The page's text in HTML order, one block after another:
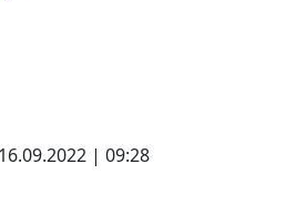
| 09:28